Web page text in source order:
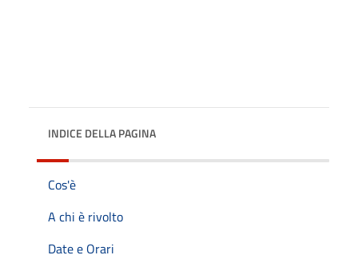
INDICE DELLA PAGINA
Cos'è
A chi è rivolto
Date e Orari